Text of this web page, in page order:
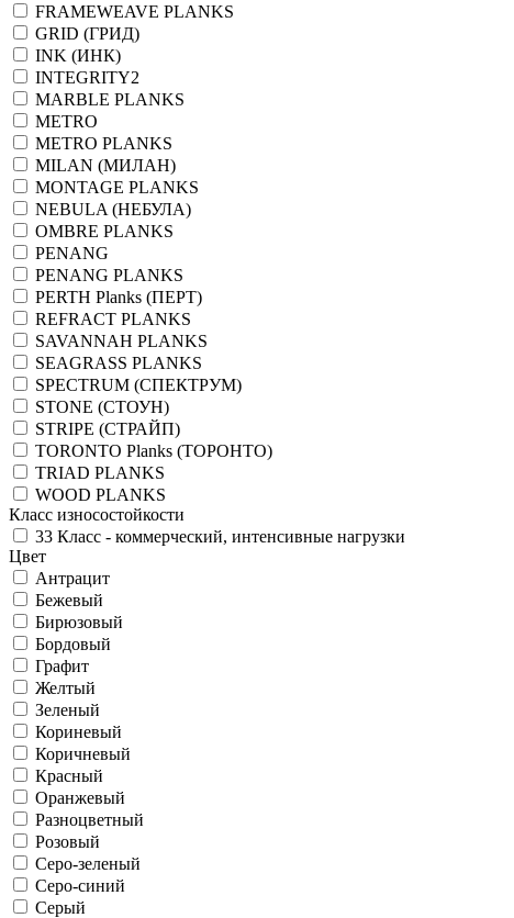
FRAMEWEAVE PLANKS
GRID (ГРИД)
INK (ИНК)
INTEGRITY2
MARBLE PLANKS
METRO
METRO PLANKS
MILAN (МИЛАН)
MONTAGE PLANKS
NEBULA (НЕБУЛА)
OMBRE PLANKS
PENANG
PENANG PLANKS
PERTH Planks (ПЕРТ)
REFRACT PLANKS
SAVANNAH PLANKS
SEAGRASS PLANKS
SPECTRUM (СПЕКТРУМ)
STONE (СТОУН)
STRIPE (СТРАЙП)
TORONTO Planks (ТОРОНТО)
TRIAD PLANKS
WOOD PLANKS
Класс износостойкости
33 Класс - коммерческий, интенсивные нагрузки
Цвет
Антрацит
Бежевый
Бирюзовый
Бордовый
Графит
Желтый
Зеленый
Кориневый
Коричневый
Красный
Оранжевый
Разноцветный
Розовый
Серо-зеленый
Серо-синий
Серый